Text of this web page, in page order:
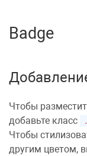
Badge
Чтобы
добавьте класс
Чтобы
другим цветом,